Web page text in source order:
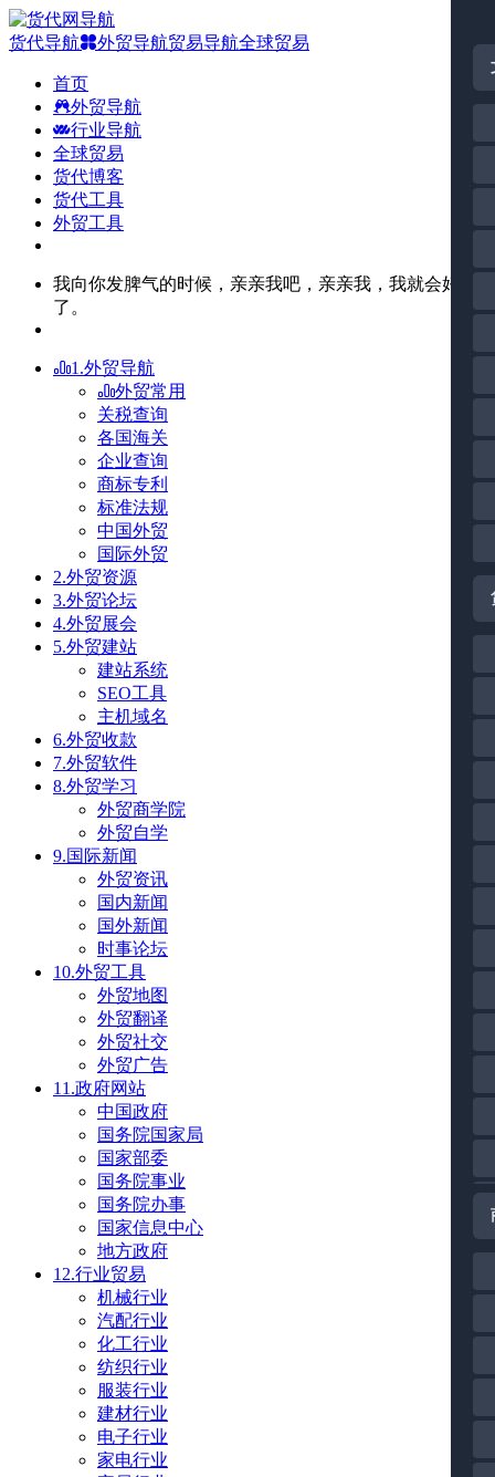
货代导航 外贸导航贸易导航全球贸易
首页
外贸导航
行业导航
全球贸易
货代博客
货代工具
外贸工具
我向你发脾气的时候，亲亲我吧，亲亲我，我就会好
了。
1.外贸导航
外贸常用
关税查询
各国海关
企业查询
商标专利
标准法规
中国外贸
国际外贸
2.外贸资源
3.外贸论坛
4.外贸展会
5.外贸建站
建站系统
SEO工具
主机域名
6.外贸收款
7.外贸软件
8.外贸学习
外贸商学院
外贸自学
9.国际新闻
外贸资讯
国内新闻
国外新闻
时事论坛
10.外贸工具
外贸地图
外贸翻译
外贸社交
外贸广告
11.政府网站
中国政府
国务院国家局
国家部委
国务院事业
国务院办事
国家信息中心
地方政府
12.行业贸易
机械行业
汽配行业
化工行业
纺织行业
服装行业
建材行业
电子行业
家电行业